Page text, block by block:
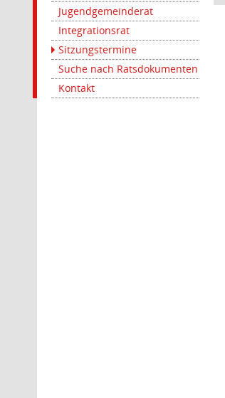
Jugendgemeinderat
Integrationsrat
Sitzungstermine
Suche nach Ratsdokumenten
Kontakt